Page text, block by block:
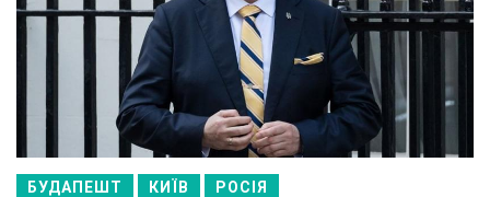
БУДАПЕШТ КИЇВ РОСІЯ